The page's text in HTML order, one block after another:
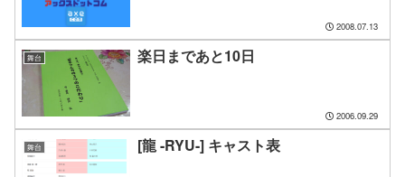
2008.07.13
舞台 楽日まであと10日
2006.09.29
舞台 [龍 -RYU-] キャスト表